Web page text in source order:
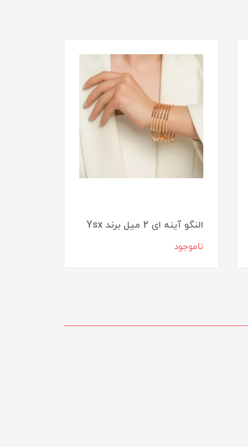
النگو آینه ای 2 میل برند Ysx
ناموجود